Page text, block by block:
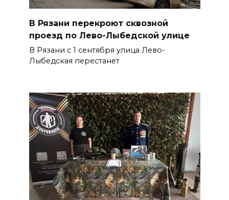
В Рязани перекроют сквозной
проезд по Лево-Лыбедской улице
В Рязани с 1 сентября улица Лево-
Лыбедская перестанет